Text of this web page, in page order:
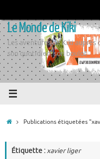
contenu
Le Monde de Kiki
Les aventures de Kiki
son quotidien, son boulot
AccueilPublications étiquetées
Étiquette :xavier liger